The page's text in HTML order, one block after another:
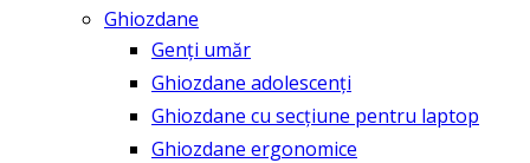
Ghiozdane
Genți umăr
Ghiozdane adolescenți
Ghiozdane cu secțiune pentru laptop
Ghiozdane ergonomice